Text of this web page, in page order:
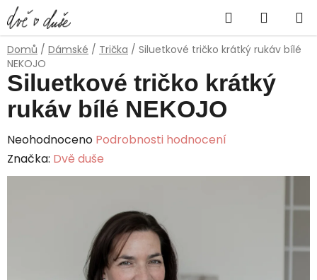
Přejít
na
obsah
Hledat
KOŠÍK
Domů / Dámské / Trička / Siluetkové tričko krátký rukáv bílé
NEKOJO
Siluetkové tričko krátký
rukáv bílé NEKOJO
Průměrné
hodnocení
produktu
Neohodnoceno Podrobnosti hodnocení
Značka: Dvě duše